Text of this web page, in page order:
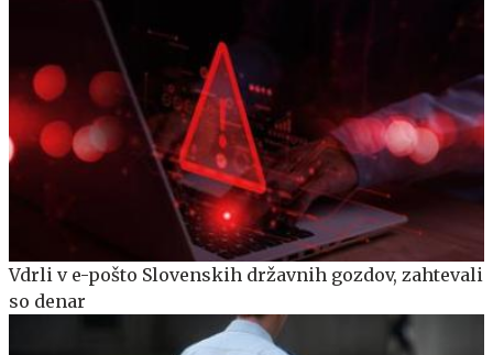
Vdrli v e-pošto Slovenskih državnih gozdov, zahtevali
so denar